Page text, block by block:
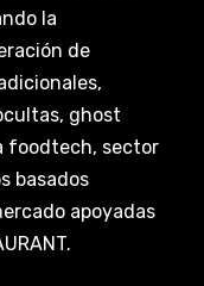
la
de
ghost
foodtech, sector
basados
apoyadas